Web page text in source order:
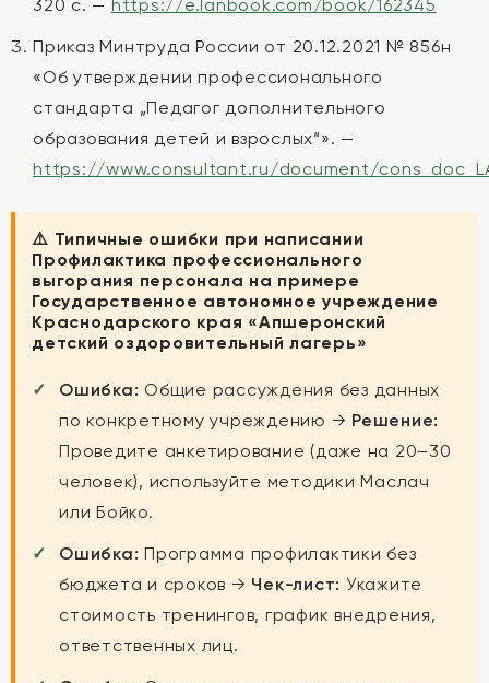
320 с. — https://e.lanbook.com/book/162345
Приказ Минтруда России от 20.12.2021 № 856н
«Об утверждении профессионального
стандарта „Педагог дополнительного
образования детей и взрослых“». —
https://www.consultant.ru/document/
⚠️ Типичные ошибки при написании
Профилактика профессионального
выгорания персонала на примере
Государственное автономное учреждение
Краснодарского края «Апшеронский
детский оздоровительный лагерь»
Ошибка: Общие рассуждения без данных
по конкретному учреждению → Решение:
Проведите анкетирование (даже на 20–30
человек), используйте методики Маслач
или Бойко.
Ошибка: Программа профилактики без
бюджета и сроков → Чек-лист: Укажите
стоимость тренингов, график внедрения,
ответственных лиц.